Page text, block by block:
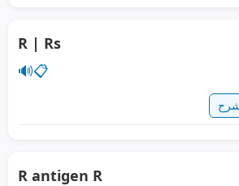
R | Rs
🔊📋
R antigen R